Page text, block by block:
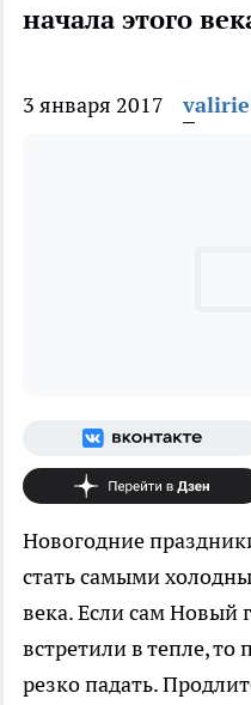
начала этого
3 января 2017
Новогодние
стать самыми
века. Если сам Новый
встретили в тепле, то
резко падать.